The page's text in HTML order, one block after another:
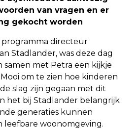
van vragen en er
gekocht worden
programma directeur
Stadlander, was deze dag
samen met Petra een kijkje
om te zien hoe kinderen
slag zijn gegaan met dit
het bij Stadlander belangrijk
generaties kunnen
leefbare woonomgeving.